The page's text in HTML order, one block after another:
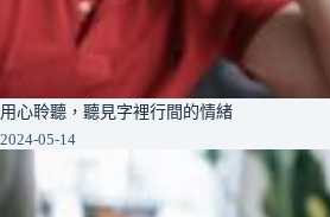
用心聆聽，聽見字裡行間的情緒
2024-05-14